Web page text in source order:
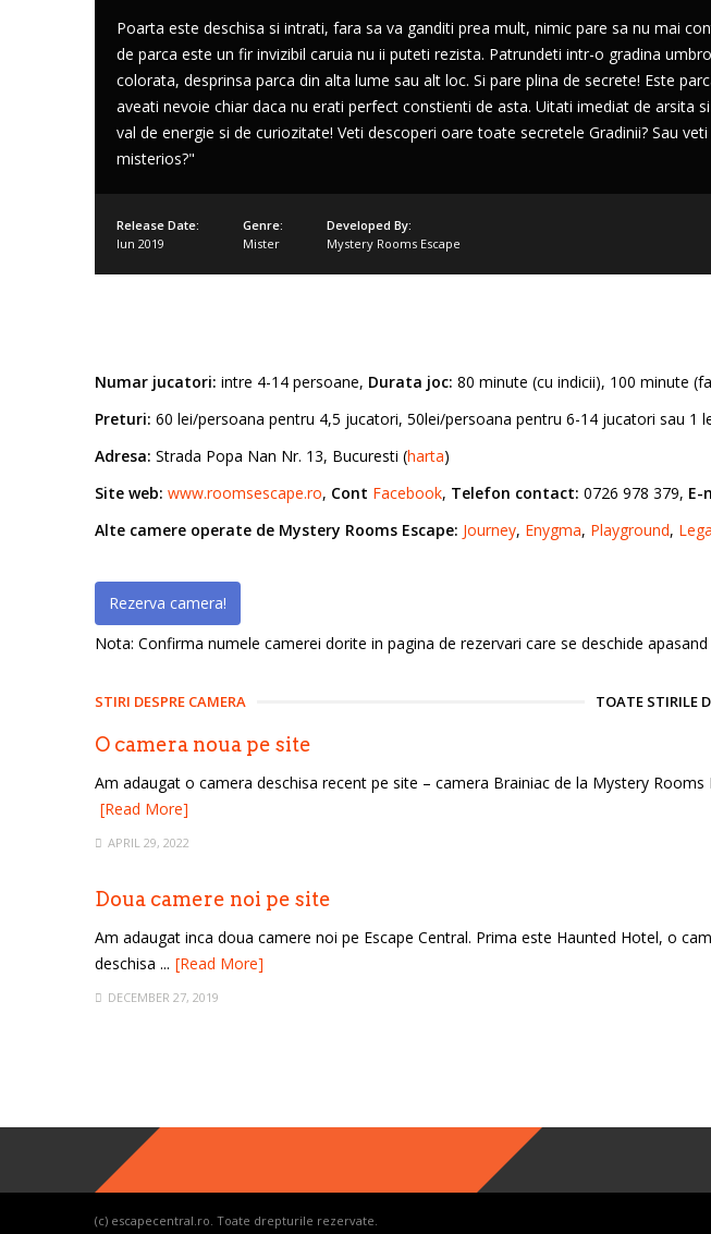
Poarta este deschisa si intrati, fara sa va ganditi prea mult, nimic pare sa nu mai
de parca este un fir invizibil caruia nu ii puteti rezista. Patrundeti intr-o gradina
colorata, desprinsa parca din alta lume sau alt loc. Si pare plina de secrete! Este
aveati nevoie chiar daca nu erati perfect constienti de asta. Uitati imediat de arsita
val de energie si de curiozitate! Veti descoperi oare toate secretele Gradinii? Sau
misterios?"
Release Date:
Iun 2019
Genre:
Mister
Developed By:
Mystery Rooms Escape
Numar jucatori: intre 4-14 persoane, Durata joc: 80 minute (cu indicii), 100 minute
Preturi: 60 lei/persoana pentru 4,5 jucatori, 50lei/persoana pentru 6-14 jucatori sau 1
Adresa: Strada Popa Nan Nr. 13, Bucuresti (harta)
Site web: www.roomsescape.ro, Cont Facebook, Telefon contact: 0726 978 379, E-
Alte camere operate de Mystery Rooms Escape: Journey, Enygma, Playground,
Rezerva camera!
Nota: Confirma numele camerei dorite in pagina de rezervari care se deschide
STIRI DESPRE CAMERA TOATE STIRILE
O camera noua pe site
Am adaugat o camera deschisa recent pe site – camera Brainiac de la Mystery Rooms
[Read More]
APRIL 29, 2022
Doua camere noi pe site
Am adaugat inca doua camere noi pe Escape Central. Prima este Haunted Hotel, o
deschisa ... [Read More]
DECEMBER 27, 2019
(c) escapecentral.ro. Toate drepturile rezervate.